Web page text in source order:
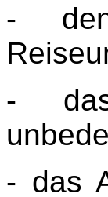
-
- das
- das